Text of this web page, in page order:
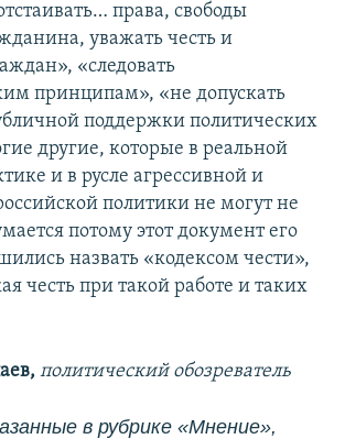
права, свободы
уважать честь и
«следовать
принципам», «не допускать
поддержки политических
другие, которые в реальной
и в русле агрессивной и
политики не могут не
потому этот документ его
назвать «кодексом чести»,
честь при такой работе и таких
политический обозреватель
в рубрике «Мнение»,